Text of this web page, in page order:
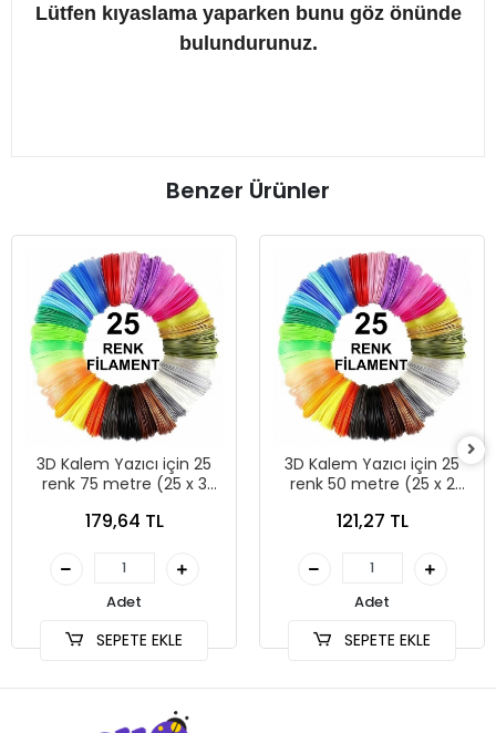
Lütfen kıyaslama yaparken bunu göz önünde
bulundurunuz.
Benzer Ürünler
3D Kalem Yazıcı için 25
renk 75 metre (25 x 3
179,64 TL
Adet
SEPETE EKLE
3D Kalem Yazıcı için 25
renk 50 metre (25 x 2
121,27 TL
Adet
SEPETE EKLE